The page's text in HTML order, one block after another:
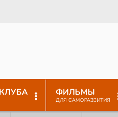
ФИЛЬМЫ
ДЛЯ САМОРАЗВИТИЯ